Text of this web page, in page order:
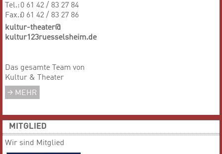
Tel.:0 61 42 / 83 27 84
Fax.:0 61 42 / 83 27 86
kultur-theater@
kultur123ruesselsheim.de
Das gesamte Team von
Kultur & Theater
MEHR
MITGLIED
Wir sind Mitglied